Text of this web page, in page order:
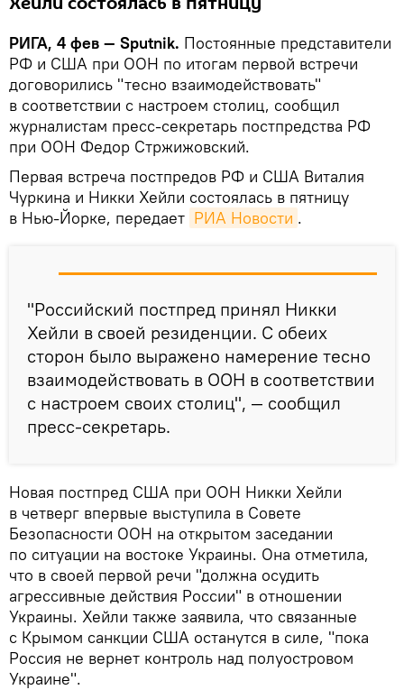
РИГА, 4 фев — Sputnik. Постоянные представители
РФ и США при ООН по итогам первой встречи
договорились "тесно взаимодействовать"
в соответствии с настроем столиц, сообщил
журналистам пресс-секретарь постпредства РФ
при ООН Федор Стржижовский.
Первая встреча постпредов РФ и США Виталия
Чуркина и Никки Хейли состоялась в пятницу
в Нью-Йорке, передает РИА Новости .
"Российский постпред принял Никки
Хейли в своей резиденции. С обеих
сторон было выражено намерение тесно
взаимодействовать в ООН в соответствии
с настроем своих столиц", — сообщил
пресс-секретарь.
Новая постпред США при ООН Никки Хейли
в четверг впервые выступила в Совете
Безопасности ООН на открытом заседании
по ситуации на востоке Украины. Она отметила,
что в своей первой речи "должна осудить
агрессивные действия России" в отношении
Украины. Хейли также заявила, что связанные
с Крымом санкции США останутся в силе, "пока
Россия не вернет контроль над полуостровом
Украине".